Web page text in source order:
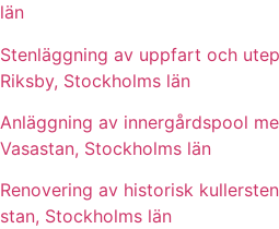
län
Stenläggning av uppfart och
Riksby, Stockholms län
Anläggning av innergårdspool
Vasastan, Stockholms län
Renovering av historisk
stan, Stockholms län